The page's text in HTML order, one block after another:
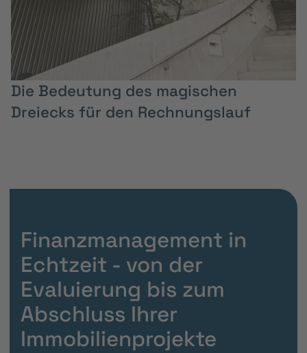
Die Bedeutung des magischen
Dreiecks für den Rechnungslauf
Finanzmanagement in
Echtzeit - von der
Evaluierung bis zum
Abschluss Ihrer
Immobilienprojekte